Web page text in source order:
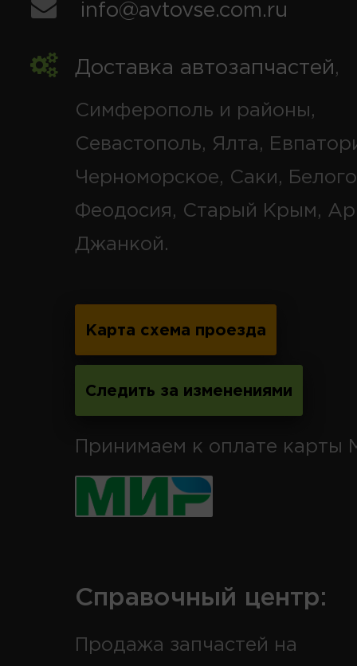
info@avtovse.com.ru
Доставка автозапчастей,
Симферополь и районы,
Севастополь, Ялта,
Черноморское, Саки,
Феодосия, Старый Крым,
Джанкой.
Карта схема проезда
Следить за изменениями
Принимаем к оплате карты
Справочный центр:
Продажа запчастей на